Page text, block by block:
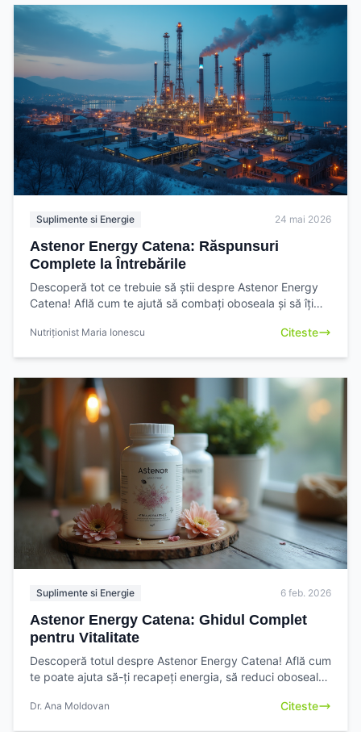
Suplimente si Energie 24 mai 2026
Astenor Energy Catena: Răspunsuri
Complete la Întrebările
Descoperă tot ce trebuie să știi despre Astenor Energy
Catena! Află cum te ajută să combați oboseala și să îți
Nutriționist Maria Ionescu Citeste
Suplimente si Energie 6 feb. 2026
Astenor Energy Catena: Ghidul Complet
pentru Vitalitate
Descoperă totul despre Astenor Energy Catena! Află cum
te poate ajuta să-ți recapeți energia, să reduci oboseala
Dr. Ana Moldovan Citeste